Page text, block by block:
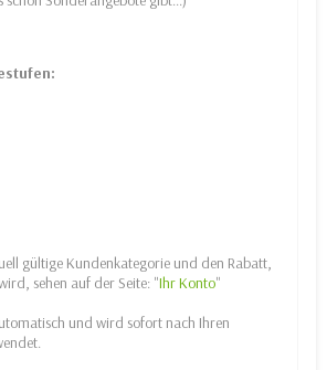
gültige Kundenkategorie und den Rabatt,
sehen auf der Seite: "Ihr Konto"
und wird sofort nach Ihren